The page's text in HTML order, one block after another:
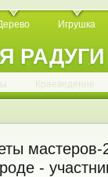
РАДУГИ
Игрушка
. . .
Краеведение
-